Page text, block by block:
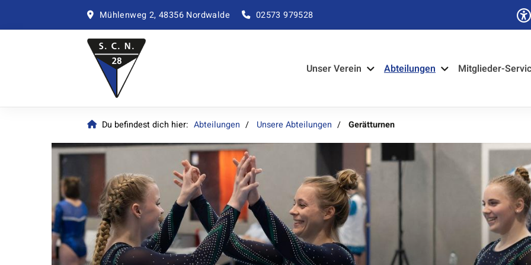
Mühlenweg 2, 48356 Nordwalde 02573 979528
Unser Verein Abteilungen Mitglieder-
Du befindest dich hier: Abteilungen Unsere Abteilungen Gerätturnen